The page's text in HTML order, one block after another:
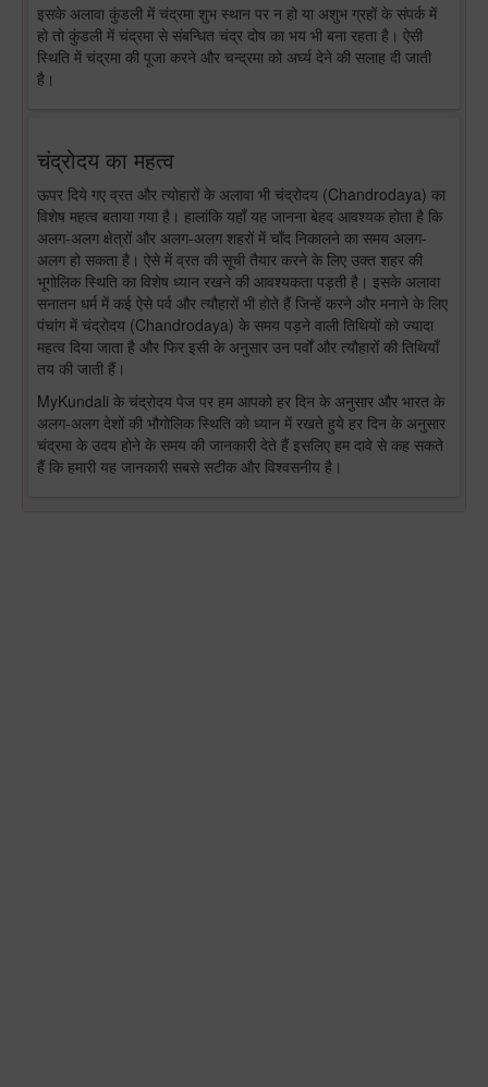
इसके अलावा कुंडली में चंद्रमा शुभ स्थान पर न हो या अशुभ ग्रहों के संपर्क में
हो तो कुंडली में चंद्रमा से संबन्धित चंद्र दोष का भय भी बना रहता है। ऐसी
स्थिति में चंद्रमा की पूजा करने और चन्द्रमा को अर्घ्य देने की सलाह दी जाती
है।
चंद्रोदय का महत्व
ऊपर दिये गए व्रत और त्योहारों के अलावा भी चंद्रोदय (Chandrodaya) का
विशेष महत्व बताया गया है। हालांकि यहाँ यह जानना बेहद आवश्यक होता है कि
अलग-अलग क्षेत्रों और अलग-अलग शहरों में चाँद निकालने का समय अलग-
अलग हो सकता है। ऐसे में व्रत की सूची तैयार करने के लिए उक्त शहर की
भूगोलिक स्थिति का विशेष ध्यान रखने की आवश्यकता पड़ती है। इसके अलावा
सनातन धर्म में कई ऐसे पर्व और त्यौहारों भी होते हैं जिन्हें करने और मनाने के लिए
पंचांग में चंद्रोदय (Chandrodaya) के समय पड़ने वाली तिथियों को ज्यादा
महत्व दिया जाता है और फिर इसी के अनुसार उन पर्वों और त्यौहारों की तिथियाँ
तय की जाती हैं।
MyKundali के चंद्रोदय पेज पर हम आपको हर दिन के अनुसार और भारत के
अलग-अलग देशों की भौगोलिक स्थिति को ध्यान में रखते हुये हर दिन के अनुसार
चंद्रमा के उदय होने के समय की जानकारी देते हैं इसलिए हम दावे से कह सकते
हैं कि हमारी यह जानकारी सबसे सटीक और विश्वसनीय है।